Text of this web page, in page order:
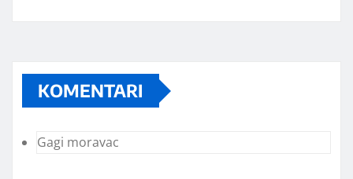
KOMENTARI
Gagi moravac